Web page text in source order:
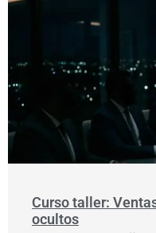
Curso taller:
ocultos